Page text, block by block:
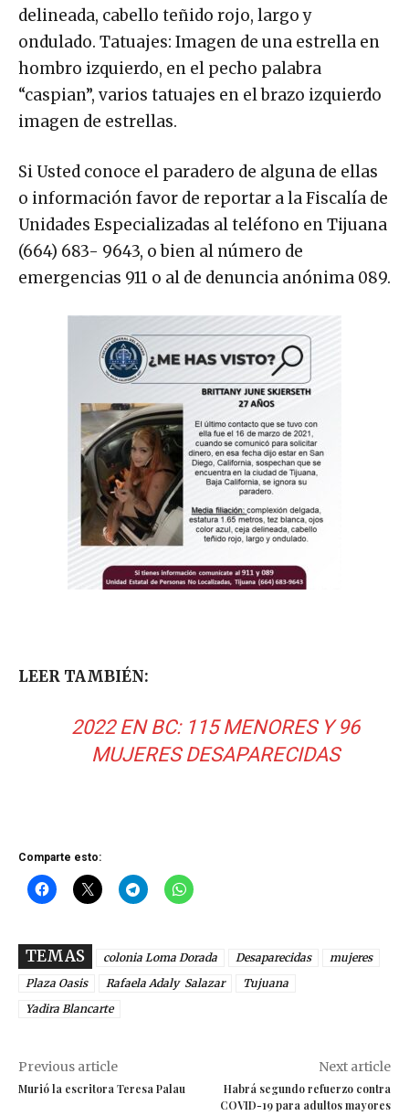
delineada, cabello teñido rojo, largo y
ondulado. Tatuajes: Imagen de una estrella en
hombro izquierdo, en el pecho palabra
“caspian”, varios tatuajes en el brazo izquierdo
imagen de estrellas.
Si Usted conoce el paradero de alguna de ellas
o información favor de reportar a la Fiscalía de
Unidades Especializadas al teléfono en Tijuana
(664) 683- 9643, o bien al número de
emergencias 911 o al de denuncia anónima 089.
LEER TAMBIÉN:
2022 EN BC: 115 MENORES Y 96
MUJERES DESAPARECIDAS
Comparte esto:
TEMAS colonia Loma Dorada Desaparecidas
mujeres
Plaza Oasis
Rafaela Adaly Salazar
Tujuana
Yadira Blancarte
Previous article
Murió la escritora Teresa Palau
Next article
Habrá segundo refuerzo contra
COVID-19 para adultos mayores